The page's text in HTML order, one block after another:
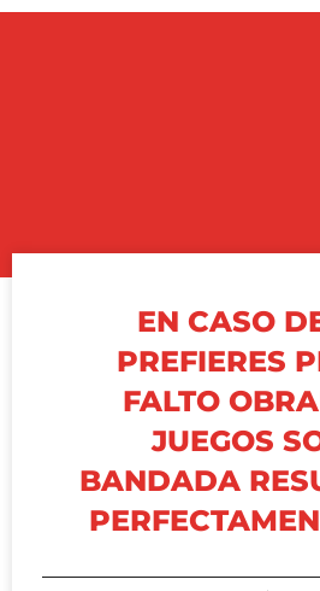
EN CASO
PREFIERES
FALTO
JUEGOS
BANDADA